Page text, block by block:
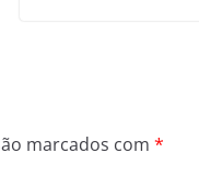
marcados com *